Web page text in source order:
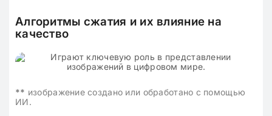
Алгоритмы сжатия и их влияние на
качество
** изображение создано или обработано с помощью
ИИ.